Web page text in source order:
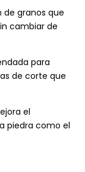
granos que
cambiar de
para
de corte que
el
piedra como el